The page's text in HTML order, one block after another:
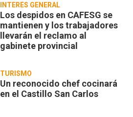
INTERÉS GENERAL
Los despidos en CAFESG se
mantienen y los trabajadores
llevarán el reclamo al
gabinete provincial
TURISMO
Un reconocido chef cocinará
en el Castillo San Carlos